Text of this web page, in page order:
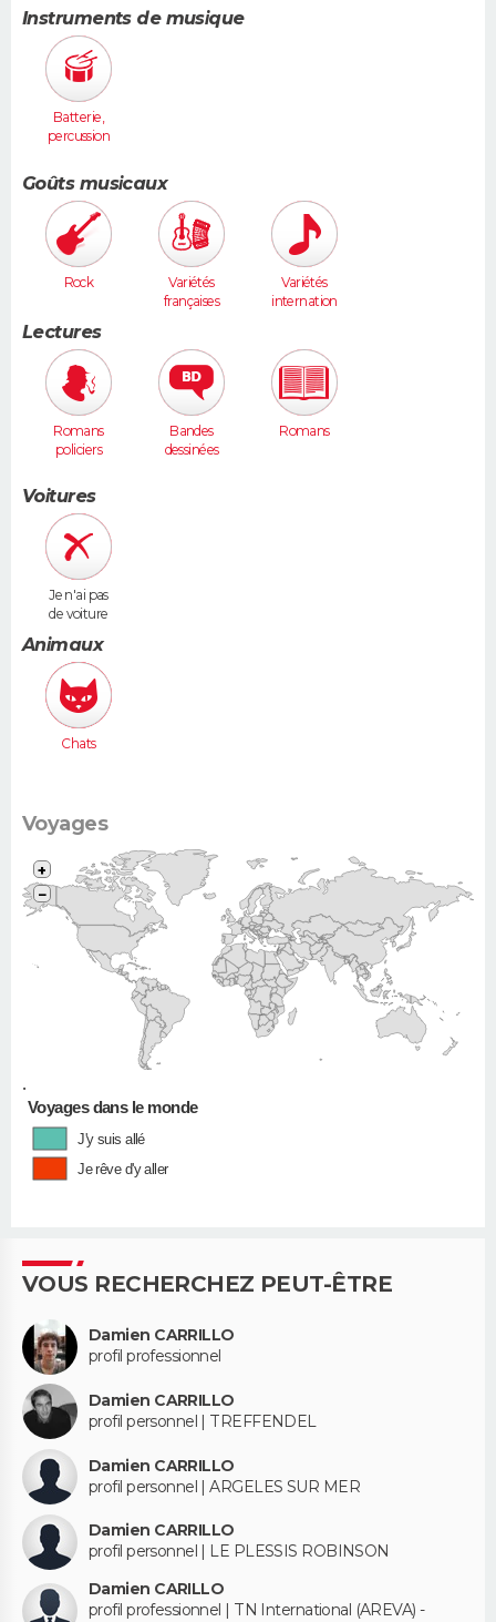
Instruments de musique
Batterie,
percussion
Goûts musicaux
Rock
Variétés
françaises
Variétés
internation
Lectures
Romans
policiers
Bandes
dessinées
Romans
Voitures
Je n'ai pas
de voiture
Animaux
Chats
Voyages
•
+
−
Voyages dans le monde
J'y suis allé
Je rêve d'y aller
VOUS RECHERCHEZ PEUT-ÊTRE
Damien CARRILLO
profil professionnel
Damien CARRILLO
profil personnel | TREFFENDEL
Damien CARRILLO
profil personnel | ARGELES SUR MER
Damien CARRILLO
profil personnel | LE PLESSIS ROBINSON
Damien CARILLO
profil professionnel | TN International (AREVA) -